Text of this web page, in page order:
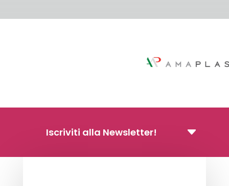
Iscriviti alla Newsletter!